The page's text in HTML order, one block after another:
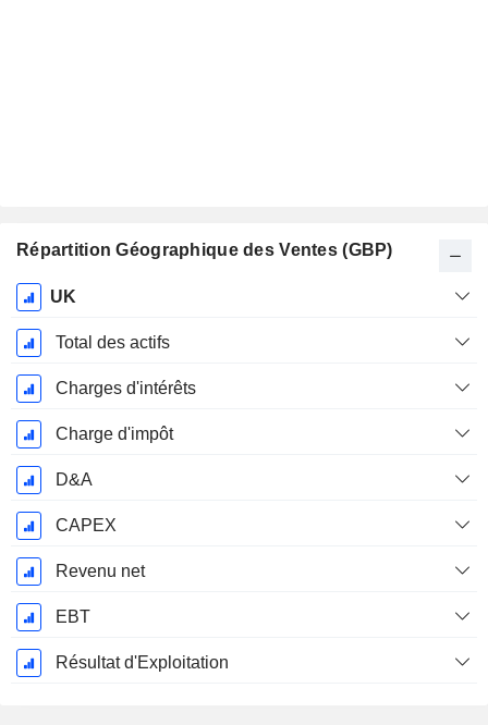
Répartition Géographique des Ventes (GBP)
Période
Fiscale:
Mars
UK
Total des actifs
Charges d'intérêts
Charge d'impôt
D&A
CAPEX
Revenu net
EBT
Résultat d'Exploitation